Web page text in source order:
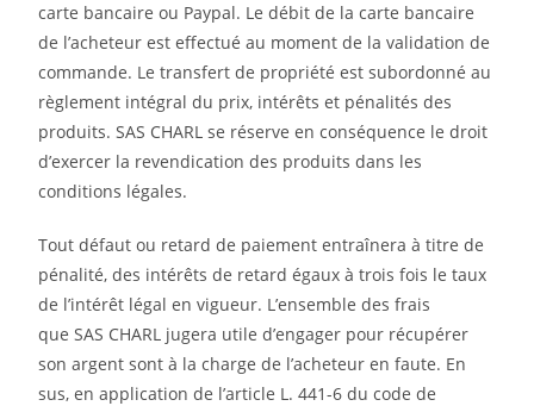
carte bancaire ou Paypal. Le débit de la carte bancaire
de l’acheteur est effectué au moment de la validation de
commande. Le transfert de propriété est subordonné au
règlement intégral du prix, intérêts et pénalités des
produits. SAS CHARL se réserve en conséquence le droit
d’exercer la revendication des produits dans les
conditions légales.
Tout défaut ou retard de paiement entraînera à titre de
pénalité, des intérêts de retard égaux à trois fois le taux
de l’intérêt légal en vigueur. L’ensemble des frais
que SAS CHARL jugera utile d’engager pour récupérer
son argent sont à la charge de l’acheteur en faute. En
sus, en application de l’article L. 441-6 du code de